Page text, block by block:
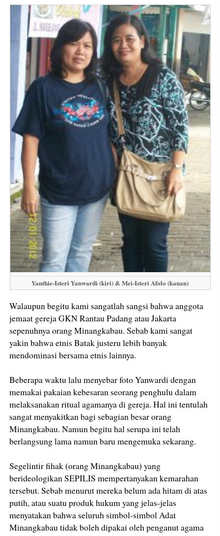
Yanthie-Isteri Yanwardi (kiri) & Mei-Isteri Afolo (kanan)
Walaupun begitu kami sangatlah sangsi bahwa anggota
jemaat gereja GKN Rantau Padang atau Jakarta
sepenuhnya orang Minangkabau. Sebab kami sangat
yakin bahwa etnis Batak justeru lebih banyak
mendominasi bersama etnis lainnya.
Beberapa waktu lalu menyebar foto Yanwardi dengan
memakai pakaian kebesaran seorang penghulu dalam
melaksanakan ritual agamanya di gereja. Hal ini tentulah
sangat menyakitkan bagi sebagian besar orang
Minangkabau. Namun begitu hal serupa ini telah
berlangsung lama namun baru mengemuka sekarang.
Segelintir fihak (orang Minangkabau) yang
berideologikan SEPILIS mempertanyakan kemarahan
tersebut. Sebab menurut mereka belum ada hitam di atas
putih, atau suatu produk hukum yang jelas-jelas
menyatakan bahwa seluruh simbol-simbol Adat
Minangkabau tidak boleh dipakai oleh penganut agama